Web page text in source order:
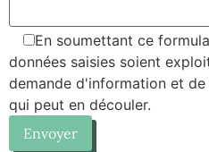
En soumettant ce
données saisies soient
demande d'information et
qui peut en découler.